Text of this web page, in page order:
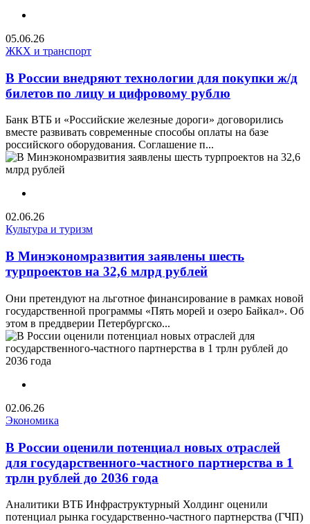
05.06.26
ЖКХ и транспорт
В России внедряют технологии для покупки ж/д
билетов по лицу и цифровому рублю
Банк ВТБ и «Российские железные дороги» договорились
вместе развивать современные способы оплаты на базе
российского оборудования. Соглашение п...
02.06.26
Культура и туризм
В Минэкономразвития заявлены шесть
турпроектов на 32,6 млрд рублей
Они претендуют на льготное финансирование в рамках новой
государственной программы «Пять морей и озеро Байкал». Об
этом в преддверии Петербургско...
02.06.26
Экономика
В России оценили потенциал новых отраслей
для государственного-частного партнерства в 1
трлн рублей до 2036 года
Аналитики ВТБ Инфраструктурный Холдинг оценили
потенциал рынка государственно-частного партнерства (ГЧП)